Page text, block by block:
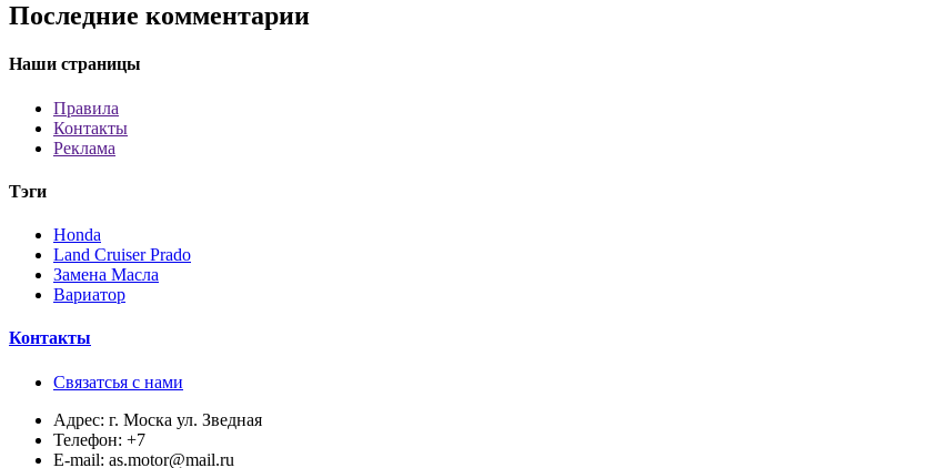
Последние комментарии
Наши страницы
Правила
Контакты
Реклама
Тэги
Honda
Land Cruiser Prado
Замена Масла
Вариатор
Контакты
Связатсья с нами
Адрес: г. Моска ул. Зведная
Телефон: +7
E-mail: as.motor@mail.ru